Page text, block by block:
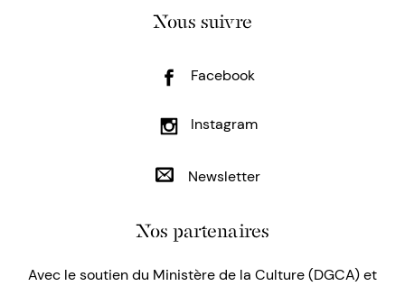
Nous suivre
Facebook
Instagram
Newsletter
Nos partenaires
Avec le soutien du Ministère de la Culture (DGCA) et